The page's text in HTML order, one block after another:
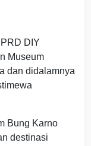
DIY
Museum
dan didalamnya
Bung Karno
destinasi